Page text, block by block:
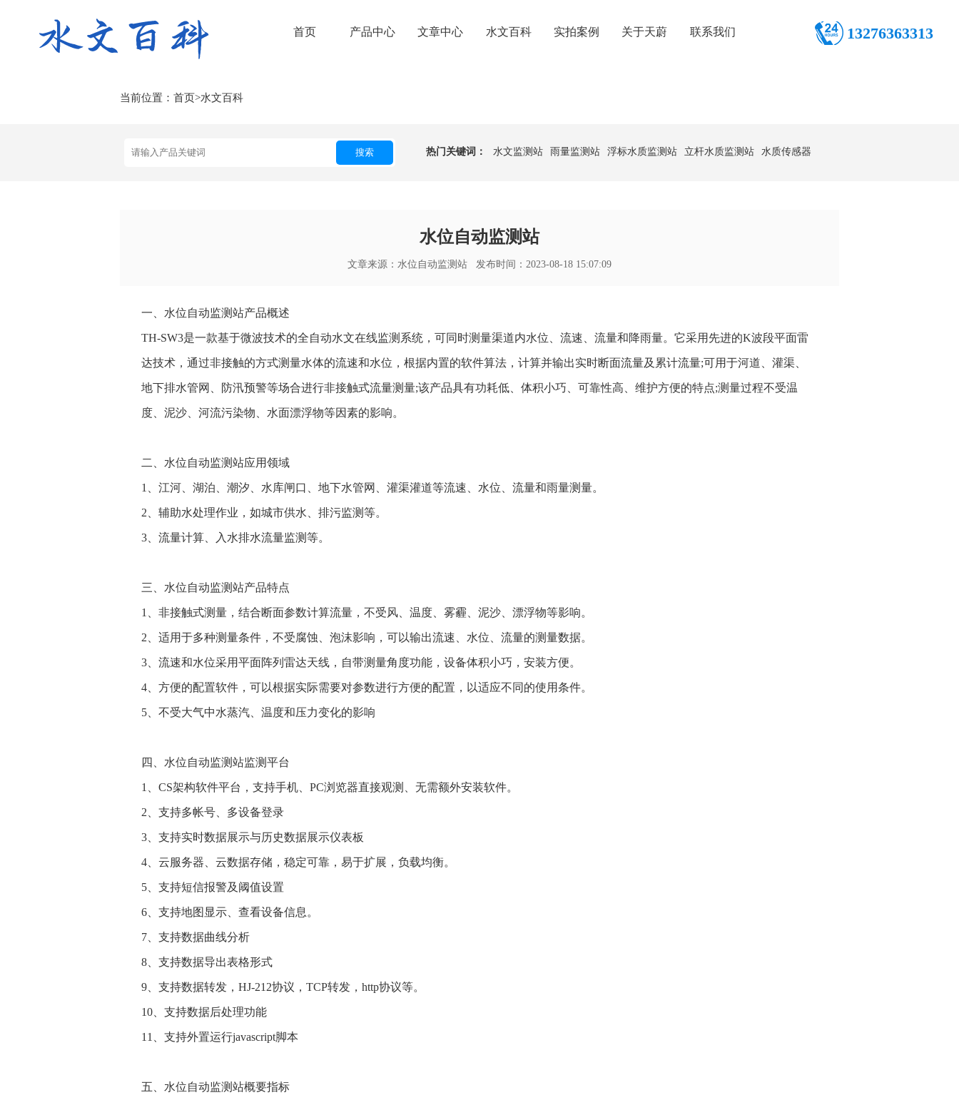
13276363313
首页 产品中心 文章中心 水文百科 实拍案例 关于天蔚 联系我们
当前位置：首页>水文百科
搜索 热门关键词： 水文监测站 雨量监测站 浮标水质监测站 立杆水质监测站 水质传感器
水位自动监测站
文章来源： 水位自动监测站 发布时间：2023-08-18 15:07:09
一、水位自动监测站产品概述
TH-SW3是一款基于微波技术的全自动水文在线监测系统，可同时测量渠道内水位、流速、流量和降雨量。它采用先进的K波段平面雷
达技术，通过非接触的方式测量水体的流速和水位，根据内置的软件算法，计算并输出实时断面流量及累计流量;可用于河道、灌渠、
地下排水管网、防汛预警等场合进行非接触式流量测量;该产品具有功耗低、体积小巧、可靠性高、维护方便的特点;测量过程不受温
度、泥沙、河流污染物、水面漂浮物等因素的影响。
二、水位自动监测站应用领域
1、江河、湖泊、潮汐、水库闸口、地下水管网、灌渠灌道等流速、水位、流量和雨量测量。
2、辅助水处理作业，如城市供水、排污监测等。
3、流量计算、入水排水流量监测等。
三、水位自动监测站产品特点
1、非接触式测量，结合断面参数计算流量，不受风、温度、雾霾、泥沙、漂浮物等影响。
2、适用于多种测量条件，不受腐蚀、泡沫影响，可以输出流速、水位、流量的测量数据。
3、流速和水位采用平面阵列雷达天线，自带测量角度功能，设备体积小巧，安装方便。
4、方便的配置软件，可以根据实际需要对参数进行方便的配置，以适应不同的使用条件。
5、不受大气中水蒸汽、温度和压力变化的影响
四、水位自动监测站监测平台
1、CS架构软件平台，支持手机、PC浏览器直接观测、无需额外安装软件。
2、支持多帐号、多设备登录
3、支持实时数据展示与历史数据展示仪表板
4、云服务器、云数据存储，稳定可靠，易于扩展，负载均衡。
5、支持短信报警及阈值设置
6、支持地图显示、查看设备信息。
7、支持数据曲线分析
8、支持数据导出表格形式
9、支持数据转发，HJ-212协议，TCP转发，http协议等。
10、支持数据后处理功能
11、支持外置运行javascript脚本
五、水位自动监测站概要指标